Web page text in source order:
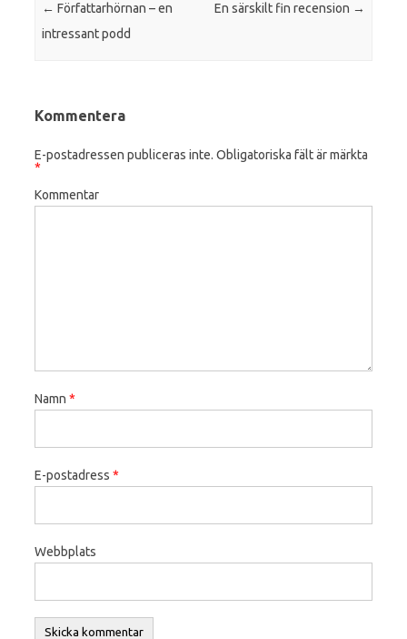
Post navigation
← Författarhörnan – en
intressant podd
En särskilt fin recension →
Kommentera
E-postadressen publiceras inte. Obligatoriska fält är märkta
*
Kommentar
Namn *
E-postadress *
Webbplats